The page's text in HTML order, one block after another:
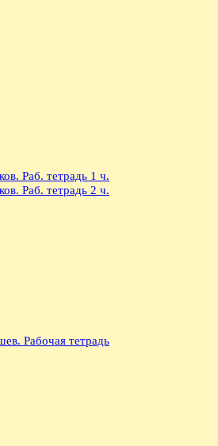
Раб. тетрадь 1 ч.
Раб. тетрадь 2 ч.
Рабочая тетрадь